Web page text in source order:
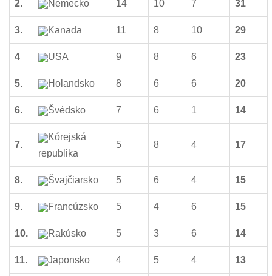
2. Nemecko 14 10 7 31
3. Kanada 11 8 10 29
4 USA 9 8 6 23
5. Holandsko 8 6 6 20
6. Švédsko 7 6 1 14
7.
Kórejská
republika
5 8 4 17
8. Švajčiarsko 5 6 4 15
9. Francúzsko 5 4 6 15
10. Rakúsko 5 3 6 14
11. Japonsko 4 5 4 13